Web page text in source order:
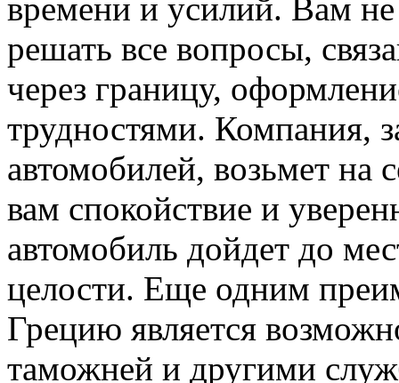
времени и усилий. Вам не
решать все вопросы,
через границу,
трудностями. Компания,
автомобилей, возьмет на
вам спокойствие и
автомобиль дойдет до
целости. Еще одним
Грецию является
таможней и другими